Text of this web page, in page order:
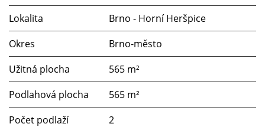
Lokalita
Brno - Horní Heršpice
Okres
Brno-město
Užitná plocha
565 m²
Podlahová plocha
565 m²
Počet podlaží
2